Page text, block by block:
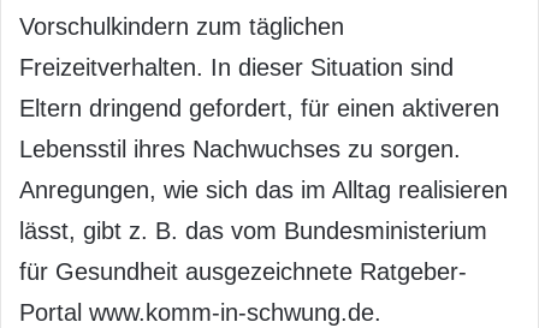
Vorschulkindern zum täglichen
Freizeitverhalten. In dieser Situation sind
Eltern dringend gefordert, für einen aktiveren
Lebensstil ihres Nachwuchses zu sorgen.
Anregungen, wie sich das im Alltag realisieren
lässt, gibt z. B. das vom Bundesministerium
für Gesundheit ausgezeichnete Ratgeber-
Portal www.komm-in-schwung.de.